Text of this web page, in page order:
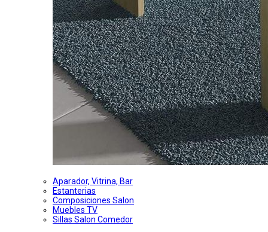
Aparador, Vitrina, Bar
Estanterias
Composiciones Salon
Muebles TV
Sillas Salon Comedor